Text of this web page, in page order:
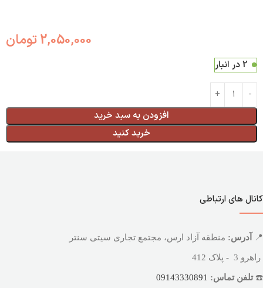
2,050,000تومان
2 در انبار
افزودن به سبد خرید
خرید کنید
کانال های ارتباطی
📍 آدرس: منطقه آزاد ارس، مجتمع تجاری سیتی سنتر
راهرو 3 - پلاک 412
☎️تلفن تماس: 09143330891